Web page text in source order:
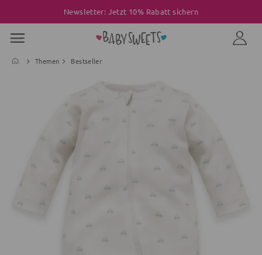
Newsletter: Jetzt 10% Rabatt sichern
Themen Bestseller